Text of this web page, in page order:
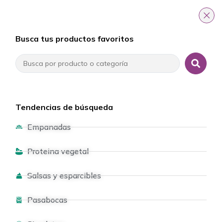
Busca tus productos favoritos
Tendencias de búsqueda
Empanadas
Proteina vegetal
Salsas y esparcibles
Pasabocas